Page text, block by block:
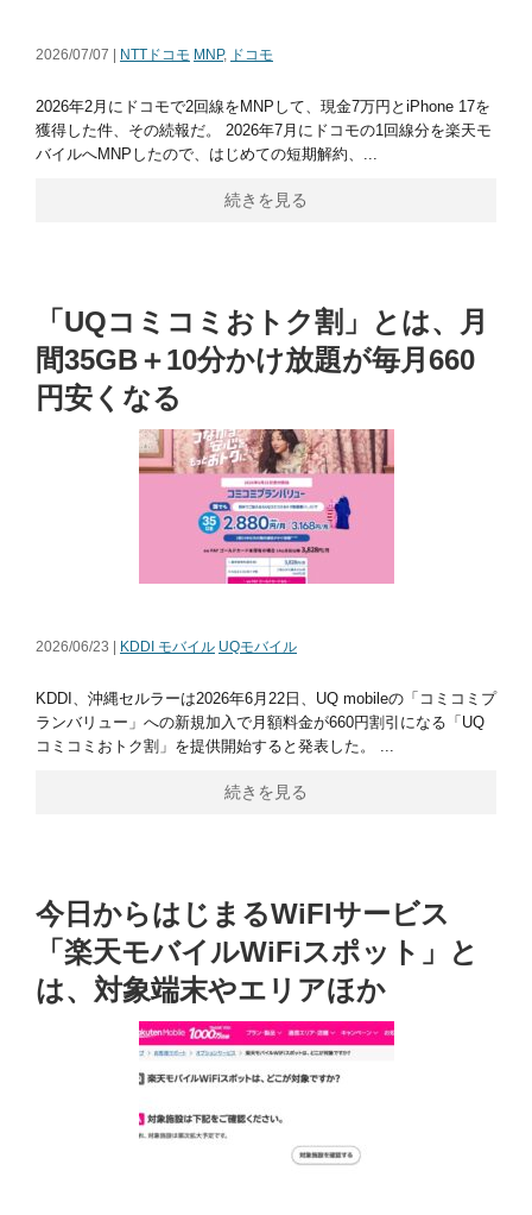
2026/07/07 | NTTドコモ MNP, ドコモ
2026年2月にドコモで2回線をMNPして、現金7万円とiPhone 17を
獲得した件、その続報だ。 2026年7月にドコモの1回線分を楽天モ
バイルへMNPしたので、はじめての短期解約、...
続きを見る
「UQコミコミおトク割」とは、月
間35GB＋10分かけ放題が毎月660
円安くなる
2026/06/23 | KDDI モバイル UQモバイル
KDDI、沖縄セルラーは2026年6月22日、UQ mobileの「コミコミプ
ランバリュー」への新規加入で月額料金が660円割引になる「UQ
コミコミおトク割」を提供開始すると発表した。 ...
続きを見る
今日からはじまるWiFIサービス
「楽天モバイルWiFiスポット」と
は、対象端末やエリアほか